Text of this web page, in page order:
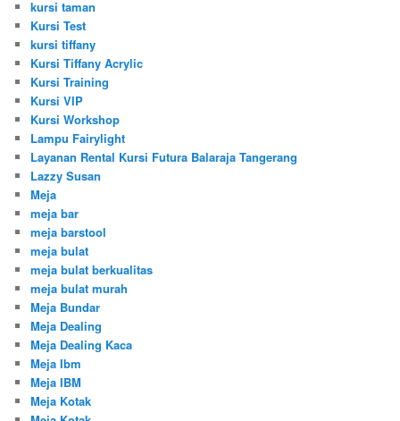
kursi taman
Kursi Test
kursi tiffany
Kursi Tiffany Acrylic
Kursi Training
Kursi VIP
Kursi Workshop
Lampu Fairylight
Layanan Rental Kursi Futura Balaraja Tangerang
Lazzy Susan
Meja
meja bar
meja barstool
meja bulat
meja bulat berkualitas
meja bulat murah
Meja Bundar
Meja Dealing
Meja Dealing Kaca
Meja Ibm
Meja IBM
Meja Kotak